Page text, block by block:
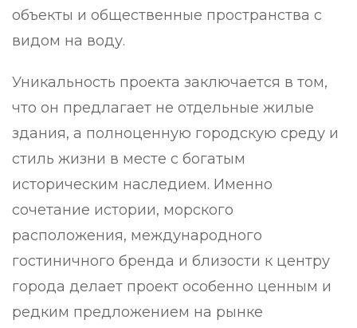
объекты и общественные пространства с
видом на воду.
Уникальность проекта заключается в том,
что он предлагает не отдельные жилые
здания, а полноценную городскую среду и
стиль жизни в месте с богатым
историческим наследием. Именно
сочетание истории, морского
расположения, международного
гостиничного бренда и близости к центру
города делает проект особенно ценным и
редким предложением на рынке